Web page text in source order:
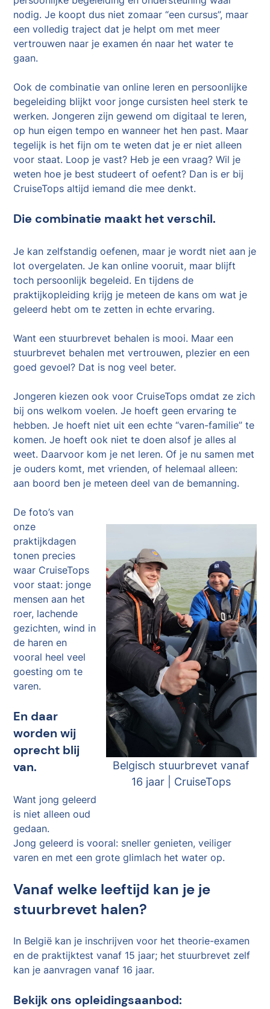
nodig. Je koopt dus niet zomaar “een cursus”, maar
een volledig traject dat je helpt om met meer
vertrouwen naar je examen én naar het water te
gaan.
Ook de combinatie van online leren en persoonlijke
begeleiding blijkt voor jonge cursisten heel sterk te
werken. Jongeren zijn gewend om digitaal te leren,
op hun eigen tempo en wanneer het hen past. Maar
tegelijk is het fijn om te weten dat je er niet alleen
voor staat. Loop je vast? Heb je een vraag? Wil je
weten hoe je best studeert of oefent? Dan is er bij
CruiseTops altijd iemand die mee denkt.
Die combinatie maakt het verschil.
Je kan zelfstandig oefenen, maar je wordt niet aan je
lot overgelaten. Je kan online vooruit, maar blijft
toch persoonlijk begeleid. En tijdens de
praktijkopleiding krijg je meteen de kans om wat je
geleerd hebt om te zetten in echte ervaring.
Want een stuurbrevet behalen is mooi. Maar een
stuurbrevet behalen met vertrouwen, plezier en een
goed gevoel? Dat is nog veel beter.
Jongeren kiezen ook voor CruiseTops omdat ze zich
bij ons welkom voelen. Je hoeft geen ervaring te
hebben. Je hoeft niet uit een echte “varen-familie” te
komen. Je hoeft ook niet te doen alsof je alles al
weet. Daarvoor kom je net leren. Of je nu samen met
je ouders komt, met vrienden, of helemaal alleen:
aan boord ben je meteen deel van de bemanning.
Belgisch stuurbrevet vanaf
16 jaar | CruiseTops
De foto’s van
onze
praktijkdagen
tonen precies
waar CruiseTops
voor staat: jonge
mensen aan het
roer, lachende
gezichten, wind in
de haren en
vooral heel veel
goesting om te
varen.
En daar
worden wij
oprecht blij
van.
Want jong geleerd
is niet alleen oud
gedaan.
Jong geleerd is vooral: sneller genieten, veiliger
varen en met een grote glimlach het water op.
Vanaf welke leeftijd kan je je
stuurbrevet halen?
In België kan je inschrijven voor het theorie-examen
en de praktijktest vanaf 15 jaar; het stuurbrevet zelf
kan je aanvragen vanaf 16 jaar.
Bekijk ons opleidingsaanbod: